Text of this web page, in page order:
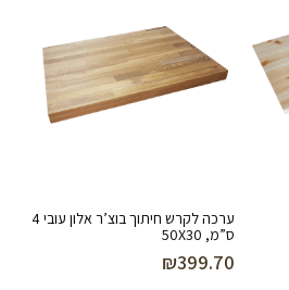
ערכה לקרש חיתוך בוצ’ר אלון עובי 4
ס”מ, 50X30
₪399.70